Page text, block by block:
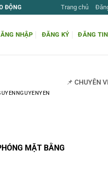
ĐỘNG Trang chủ
NHẬP ĐĂNG KÝ ĐĂNG TIN
📌 CHUYÊN
MẶT BẰNG